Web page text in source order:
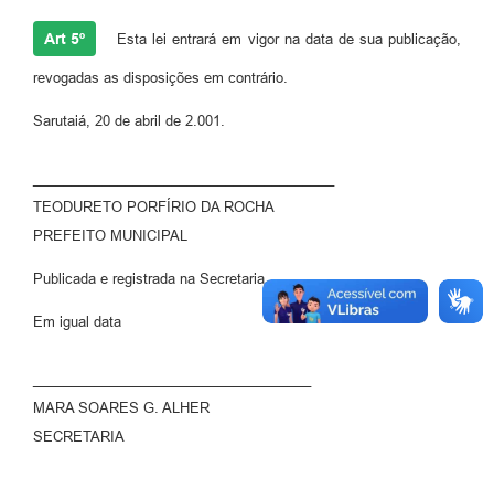
Art 5º Esta lei entrará em vigor na data de sua publicação,
revogadas as disposições em contrário.
Sarutaiá, 20 de abril de 2.001.
TEODURETO PORFÍRIO DA ROCHA
PREFEITO MUNICIPAL
Publicada e registrada na Secretaria
Em igual data
MARA SOARES G. ALHER
SECRETARIA